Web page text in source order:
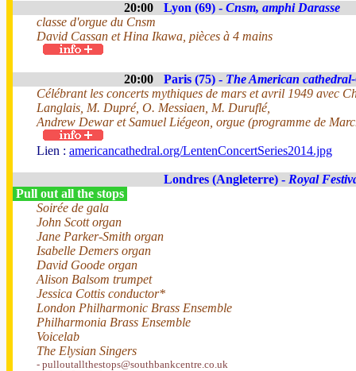
20:00 Lyon (69) - Cnsm, amphi Darasse
classe d'orgue du Cnsm
David Cassan et Hina Ikawa, pièces à 4 mains
20:00 Paris (75) - The American
Célébrant les concerts mythiques de mars et avril 1949 avec
Langlais, M. Dupré, O. Messiaen, M. Duruflé,
Andrew Dewar et Samuel Liégeon, orgue (programme de
Lien : americancathedral.org/LentenConcertSeries2014.jpg
Londres (Angleterre) - Royal
Pull out all the stops
Soirée de gala
John Scott organ
Jane Parker-Smith organ
Isabelle Demers organ
David Goode organ
Alison Balsom trumpet
Jessica Cottis conductor*
London Philharmonic Brass Ensemble
Philharmonia Brass Ensemble
Voicelab
The Elysian Singers
- pulloutallthestops@southbankcentre.co.uk